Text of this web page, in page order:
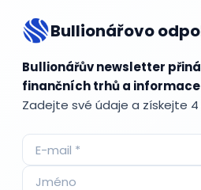
Bullionářovo
Bullionářův newsletter
finančních trhů a
Zadejte své údaje a získejte 4